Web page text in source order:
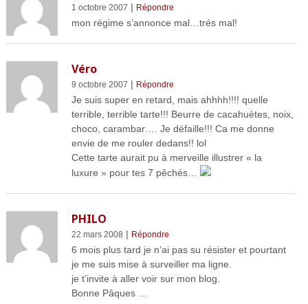
1 octobre 2007 | Répondre
mon régime s’annonce mal…trés mal!
Véro
9 octobre 2007 | Répondre
Je suis super en retard, mais ahhhh!!!! quelle
terrible, terrible tarte!!! Beurre de cacahuètes, noix,
choco, carambar…. Je défaille!!! Ca me donne
envie de me rouler dedans!! lol
Cette tarte aurait pu à merveille illustrer « la
luxure » pour tes 7 pêchés…
PHILO
22 mars 2008 | Répondre
6 mois plus tard je n’ai pas su résister et pourtant
je me suis mise à surveiller ma ligne.
je t’invite à aller voir sur mon blog.
Bonne Pâques …